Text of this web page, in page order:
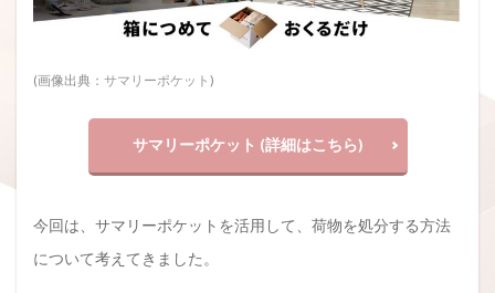
(画像出典： サマリーポケット )
サマリーポケット (詳細はこちら)
今回は、サマリーポケットを活用して、荷物を処分する方法
について考えてきました。